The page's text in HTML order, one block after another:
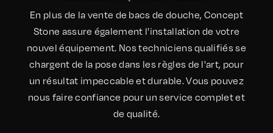
En plus de la vente de bacs de douche, Concept
Stone assure également l'installation de votre
nouvel équipement. Nos techniciens qualifiés se
chargent de la pose dans les règles de l'art, pour
un résultat impeccable et durable. Vous pouvez
nous faire confiance pour un service complet et
de qualité.